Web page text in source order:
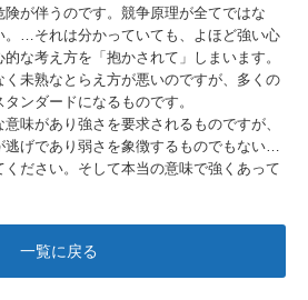
が伴うのです。競争原理が全てではな
。…それは分かっていても、よほど強い心
な考え方を「抱かされて」しまいます。
未熟なとらえ方が悪いのですが、多くの
ンダードになるものです。
味があり強さを要求されるものですが、
逃げであり弱さを象徴するものでもない…
ださい。そして本当の意味で強くあって
一覧に戻る